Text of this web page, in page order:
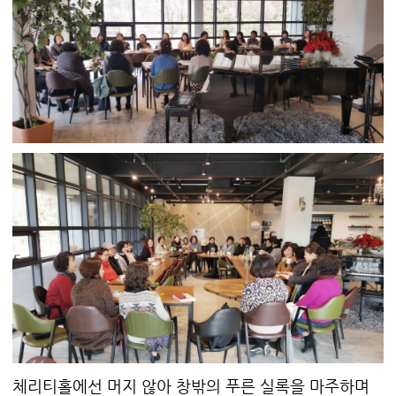
체리티홀에선 머지 않아 창밖의 푸른 실록을 마주하며